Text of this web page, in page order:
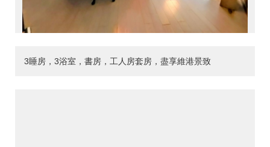
3睡房，3浴室，書房，工人房套房，盡享維港景致